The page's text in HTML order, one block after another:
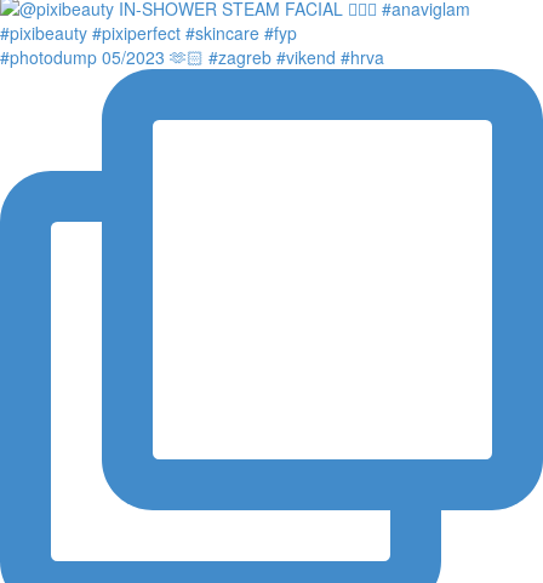
#photodump 05/2023 🫶🏻 #zagreb #vikend #hrva